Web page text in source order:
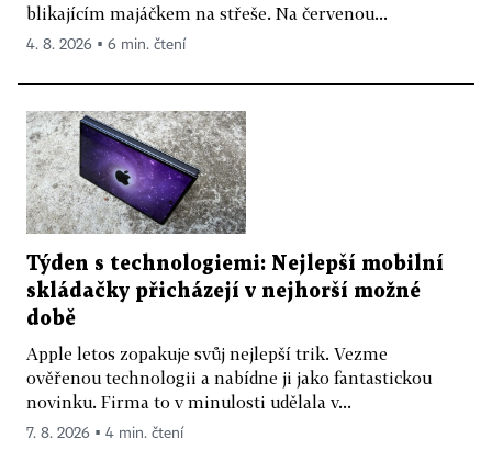
blikajícím majáčkem na střeše. Na červenou...
4. 8. 2026 ▪ 6 min. čtení
Týden s technologiemi: Nejlepší mobilní
skládačky přicházejí v nejhorší možné
době
Apple letos zopakuje svůj nejlepší trik. Vezme
ověřenou technologii a nabídne ji jako fantastickou
novinku. Firma to v minulosti udělala v...
7. 8. 2026 ▪ 4 min. čtení